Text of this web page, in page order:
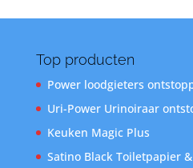
Top producten
Power loodgieters
Uri-Power Urinoiraar
Keuken Magic Plus
Satino Black Toiletpapier